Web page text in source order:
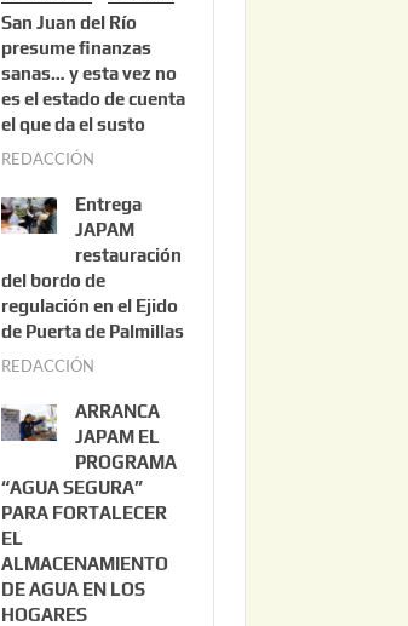
San Juan del Río
presume finanzas
sanas… y esta vez no
es el estado de cuenta
el que da el susto
REDACCIÓN
o
s
t
o
3
2
0
2
6
Entrega
JAPAM
restauración
del bordo de
regulación en el Ejido
de Puerta de Palmillas
REDACCIÓN
l
i
o
2
ARRANCA
JAPAM EL
PROGRAMA
“AGUA SEGURA”
PARA FORTALECER
EL
ALMACENAMIENTO
DE AGUA EN LOS
HOGARES